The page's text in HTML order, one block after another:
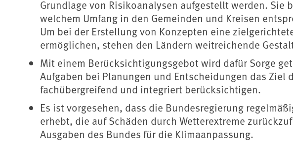
Grundlage von Risikoanalysen aufgestellt werden. Sie
welchem Umfang in den Gemeinden und Kreisen
Um bei der Erstellung von Konzepten eine
ermöglichen, stehen den Ländern weitreichende
Mit einem Berücksichtigungsgebot wird dafür Sorge
Aufgaben bei Planungen und Entscheidungen das Ziel
fachübergreifend und integriert berücksichtigen.
Es ist vorgesehen, dass die Bundesregierung
erhebt, die auf Schäden durch Wetterextreme
Ausgaben des Bundes für die Klimaanpassung.